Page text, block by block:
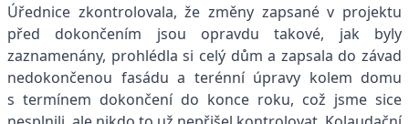
Úřednice zkontrolovala, že změny zapsané v projektu
před dokončením jsou opravdu takové, jak byly
zaznamenány, prohlédla si celý dům a zapsala do závad
nedokončenou fasádu a terénní úpravy kolem domu
s termínem dokončení do konce roku, což jsme sice